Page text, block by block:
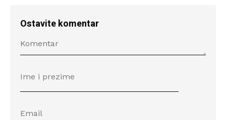
Ostavite komentar